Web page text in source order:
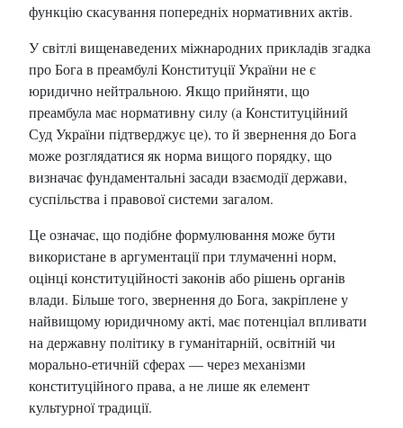
функцію скасування попередніх нормативних актів.
У світлі вищенаведених міжнародних прикладів згадка
про Бога в преамбулі Конституції України не є
юридично нейтральною. Якщо прийняти, що
преамбула має нормативну силу (а Конституційний
Суд України підтверджує це), то й звернення до Бога
може розглядатися як норма вищого порядку, що
визначає фундаментальні засади взаємодії держави,
суспільства і правової системи загалом.
Це означає, що подібне формулювання може бути
використане в аргументації при тлумаченні норм,
оцінці конституційності законів або рішень органів
влади. Більше того, звернення до Бога, закріплене у
найвищому юридичному акті, має потенціал впливати
на державну політику в гуманітарній, освітній чи
морально-етичній сферах — через механізми
конституційного права, а не лише як елемент
культурної традиції.